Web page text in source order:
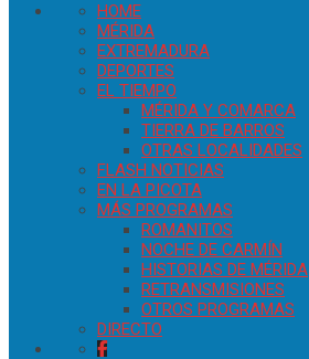
HOME
MÉRIDA
EXTREMADURA
DEPORTES
EL TIEMPO
MÉRIDA Y COMARCA
TIERRA DE BARROS
OTRAS LOCALIDADES
FLASH NOTICIAS
EN LA PICOTA
MÁS PROGRAMAS
ROMANITOS
NOCHE DE CARMÍN
HISTORIAS DE MÉRIDA
RETRANSMISIONES
OTROS PROGRAMAS
DIRECTO